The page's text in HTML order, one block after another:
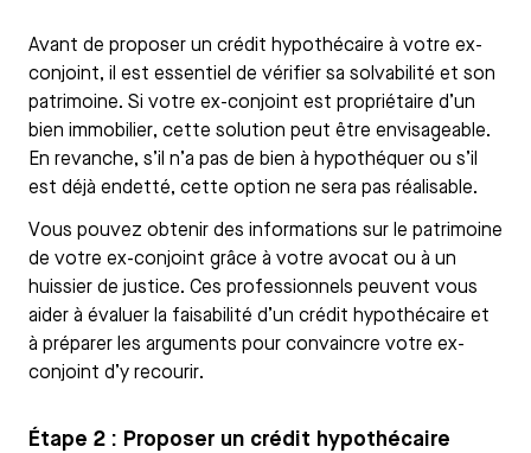
Avant de proposer un crédit hypothécaire à votre ex-
conjoint, il est essentiel de vérifier sa solvabilité et son
patrimoine. Si votre ex-conjoint est propriétaire d’un
bien immobilier, cette solution peut être envisageable.
En revanche, s’il n’a pas de bien à hypothéquer ou s’il
est déjà endetté, cette option ne sera pas réalisable.
Vous pouvez obtenir des informations sur le patrimoine
de votre ex-conjoint grâce à votre avocat ou à un
huissier de justice. Ces professionnels peuvent vous
aider à évaluer la faisabilité d’un crédit hypothécaire et
à préparer les arguments pour convaincre votre ex-
conjoint d’y recourir.
Étape 2 : Proposer un crédit hypothécaire